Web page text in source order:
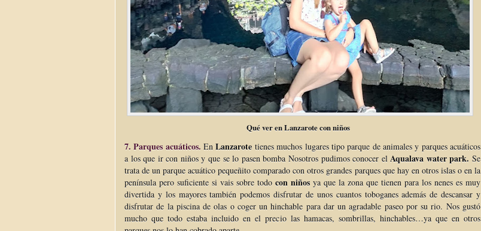
Qué ver en Lanzarote con niños
7. Parques acuáticos. EnLanzarote tienes muchos lugares tipo parque de animales y parques acuáticos
a los que ir con niños y que se lo pasen bomba Nosotros pudimos conocer elAqualava water park.Se
trata de un parque acuático pequeñito comparado con otros grandes parques que hay en otros islas o en la
península pero suficiente si vais sobre todo con niños ya que la zona que tienen para los nenes es muy
divertida y los mayores también podemos disfrutar de unos cuantos toboganes además de descansar y
disfrutar de la piscina de olas o coger un hinchable para dar un agradable paseo por su rio. Nos gustó
mucho que todo estaba incluido en el precio las hamacas, sombrillas, hinchables…ya que en otros